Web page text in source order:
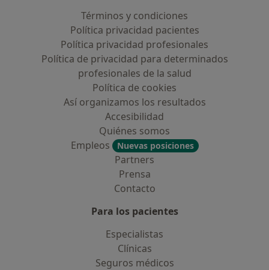
Términos y condiciones
Política privacidad pacientes
Política privacidad profesionales
Política de privacidad para determinados
profesionales de la salud
Política de cookies
Así organizamos los resultados
Accesibilidad
Quiénes somos
Empleos
Nuevas posiciones
Partners
Prensa
Contacto
Para los pacientes
Especialistas
Clínicas
Seguros médicos